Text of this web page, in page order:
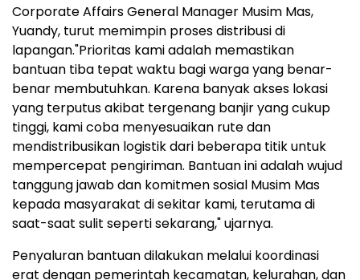
Corporate Affairs General Manager Musim Mas,
Yuandy, turut memimpin proses distribusi di
lapangan."Prioritas kami adalah memastikan
bantuan tiba tepat waktu bagi warga yang benar-
benar membutuhkan. Karena banyak akses lokasi
yang terputus akibat tergenang banjir yang cukup
tinggi, kami coba menyesuaikan rute dan
mendistribusikan logistik dari beberapa titik untuk
mempercepat pengiriman. Bantuan ini adalah wujud
tanggung jawab dan komitmen sosial Musim Mas
kepada masyarakat di sekitar kami, terutama di
saat-saat sulit seperti sekarang," ujarnya.
Penyaluran bantuan dilakukan melalui koordinasi
erat dengan pemerintah kecamatan, kelurahan, dan